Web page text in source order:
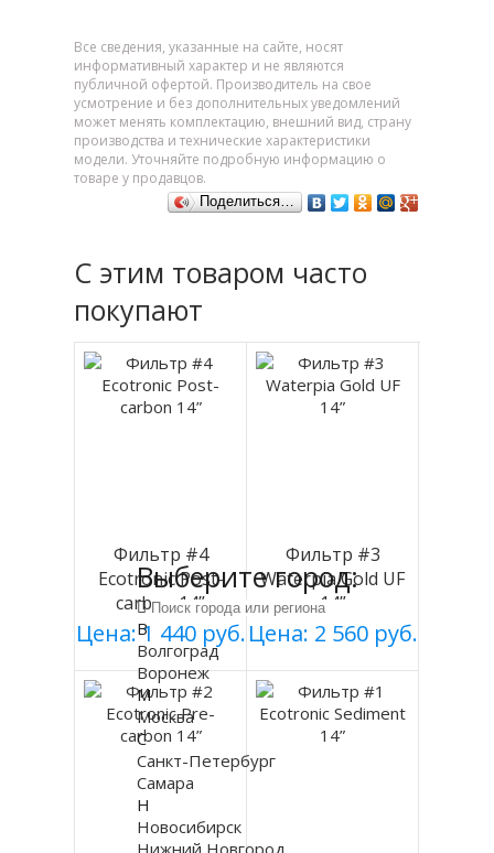
Все сведения, указанные на сайте, носят
информативный характер и не являются
публичной офертой. Производитель на свое
усмотрение и без дополнительных уведомлений
может менять комплектацию, внешний вид, страну
производства и технические характеристики
модели. Уточняйте подробную информацию о
товаре у продавцов.
Поделиться…
С этим товаром часто
покупают
Фильтр #4
Ecotronic Post-
carbon 14”
Цена: 1 440 руб.
Фильтр #3
Waterpia Gold UF
14”
Цена: 2 560 руб.
Выберите город:
В
Волгоград
Воронеж
М
Москва
С
Санкт-Петербург
Самара
Н
Новосибирск
Нижний Новгород